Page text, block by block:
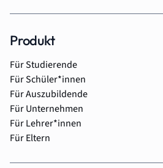
Produkt
Für Studierende
Für Schüler*innen
Für Auszubildende
Für Unternehmen
Für Lehrer*innen
Für Eltern